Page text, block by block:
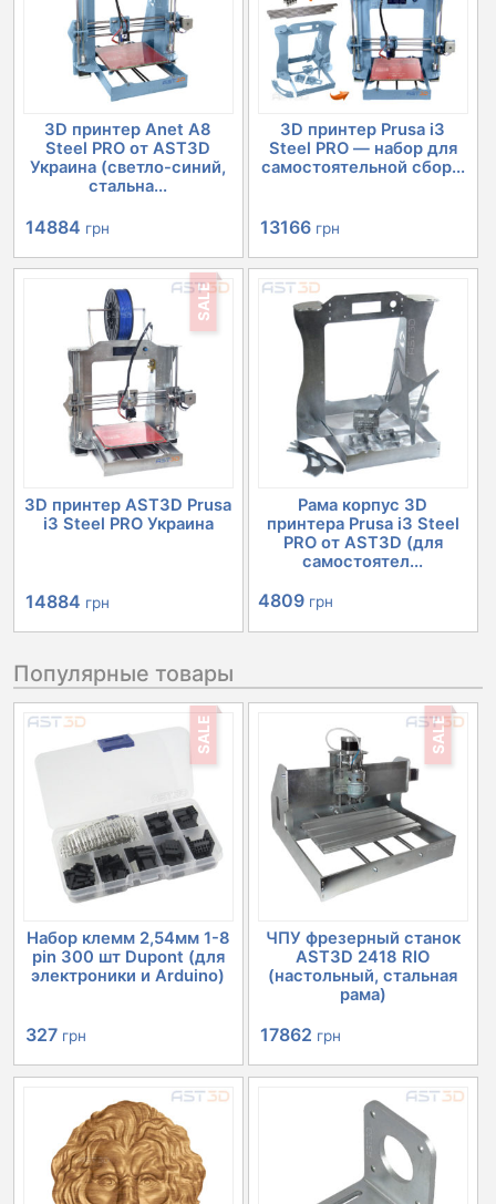
3D принтер Anet A8
Steel PRO от AST3D
Украина (светло-синий,
стальна...
Первоначальная
цена
составляла
16579 грн.
14884 грн
цена:
14884 грн.
3D принтер Prusa i3
Steel PRO — набор для
самостоятельной сбор...
Первоначальная
цена
составляла
14701 грн.
13166 грн
цена:
13166 грн.
SALE
3D принтер AST3D Prusa
i3 Steel PRO Украина
Первоначальная
цена
составляла
16579 грн.
14884 грн
цена:
14884 грн.
Рама корпус 3D
принтера Prusa i3 Steel
PRO от AST3D (для
самостоятел...
4809 грн
Популярные товары
SALE
Набор клемм 2,54мм 1-8
pin 300 шт Dupont (для
электроники и Arduino)
Первоначальная
цена
составляла
366 грн.
327 грн
цена:
327 грн.
SALE
ЧПУ фрезерный станок
AST3D 2418 RIO
(настольный, стальная
рама)
Первоначальная
цена
17862 грн
цена:
17862 грн.